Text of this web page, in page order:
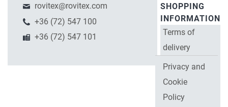
rovitex@rovitex.com
+36 (72) 547 100
+36 (72) 547 101
SHOPPING
INFORMATION
Terms of
delivery
Privacy and
Cookie
Policy